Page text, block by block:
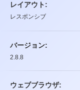
レイアウト:
レスポンシブ
バージョン:
2.8.8
ウェブブラウザ: